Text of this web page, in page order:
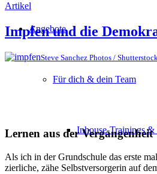
Angebote
Für dich & dein Team
Inhouse-Trainings
Artikel
Impfen und die
Steve Sanchez Photos /
Lernen aus der Vergangenheit
Als ich in der Grundschule das erste
zierliche, zähe Selbstversorgerin auf